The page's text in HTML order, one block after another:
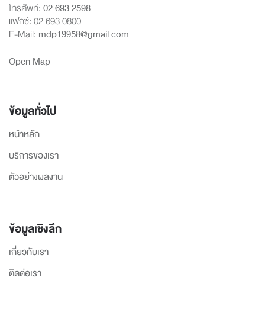
โทรศัพท์:02 693 2598
แฟกซ์: 02 693 0800
E-Mail: mdp19958@gmail.com
Open Map
ข้อมูลทั่วไป
หน้าหลัก
บริการของเรา
ตัวอย่างผลงาน
ข้อมูลเชิงลึก
เกี่ยวกับเรา
ติดต่อเรา